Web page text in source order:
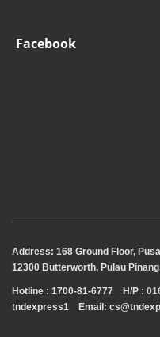
Facebook
Address: 168 Ground Floor,
12300 Butterworth, Pulau
Hotline : 1700-81-6777 H/P :
tndexpress1 Email: